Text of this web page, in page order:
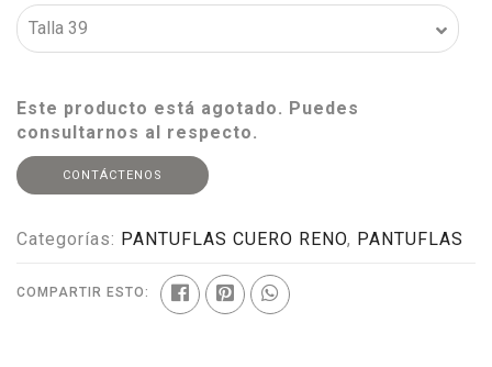
Este producto está agotado. Puedes
consultarnos al respecto.
CONTÁCTENOS
Categorías: PANTUFLAS CUERO RENO, PANTUFLAS
COMPARTIR ESTO: